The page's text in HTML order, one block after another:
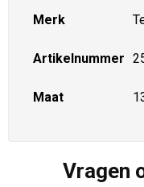
Merk
Artikelnummer
Maat
Vragen